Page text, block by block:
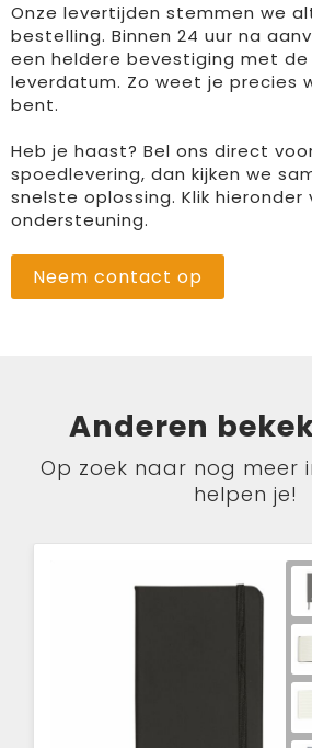
Onze levertijden stemmen we
bestelling. Binnen 24 uur na
een heldere bevestiging met
leverdatum. Zo weet je precies
bent.
Heb je haast? Bel ons direct
spoedlevering, dan kijken we
snelste oplossing. Klik
ondersteuning.
Neem contact op
Anderen
Op zoek naar nog meer
helpen je!